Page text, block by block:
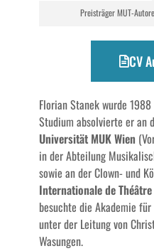
Preisträger MUT-
CV
Florian Stanek wurde
Studium absolvierte er an
Universität MUK Wien
in der Abteilung
sowie an der Clown- und
Internationale de
besuchte die Akademie
unter der Leitung von
Wasungen.